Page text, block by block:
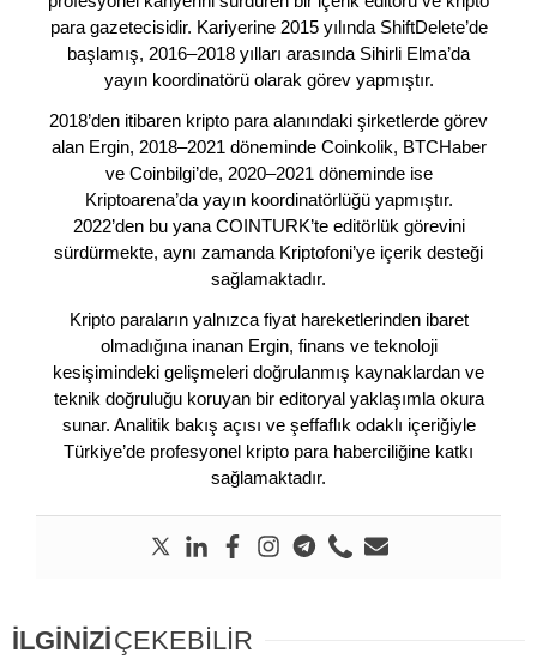
para gazetecisidir. Kariyerine 2015 yılında ShiftDelete’de
başlamış, 2016–2018 yılları arasında Sihirli Elma’da
yayın koordinatörü olarak görev yapmıştır.
2018’den itibaren kripto para alanındaki şirketlerde görev
alan Ergin, 2018–2021 döneminde Coinkolik, BTCHaber
ve Coinbilgi’de, 2020–2021 döneminde ise
Kriptoarena’da yayın koordinatörlüğü yapmıştır.
2022’den bu yana COINTURK’te editörlük görevini
sürdürmekte, aynı zamanda Kriptofoni’ye içerik desteği
sağlamaktadır.
Kripto paraların yalnızca fiyat hareketlerinden ibaret
olmadığına inanan Ergin, finans ve teknoloji
kesişimindeki gelişmeleri doğrulanmış kaynaklardan ve
teknik doğruluğu koruyan bir editoryal yaklaşımla okura
sunar. Analitik bakış açısı ve şeffaflık odaklı içeriğiyle
Türkiye’de profesyonel kripto para haberciliğine katkı
sağlamaktadır.
İLGİNİZİÇEKEBİLİR